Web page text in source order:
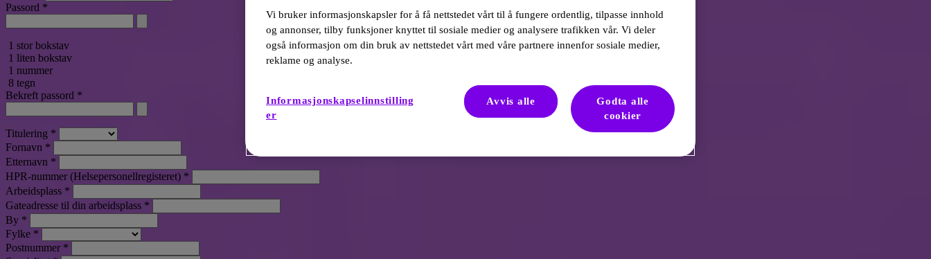
Passord *
1 stor bokstav
1 liten bokstav
1 nummer
8 tegn
Bekreft passord *
Titulering *
Fornavn *
Etternavn *
HPR-nummer (Helsepersonellregisteret) *
Arbeidsplass *
Gateadresse til din arbeidsplass *
By *
Fylke *
Postnummer *
Vi bruker informasjonskapsler for å få nettstedet vårt til å fungere ordentlig, tilpasse innhold
og annonser, tilby funksjoner knyttet til sosiale medier og analysere trafikken vår. Vi deler
også informasjon om din bruk av nettstedet vårt med våre partnere innenfor sosiale medier,
reklame og analyse.
Informasjonskapselinnstilling
er
Avvis alle
Godta alle
cookier